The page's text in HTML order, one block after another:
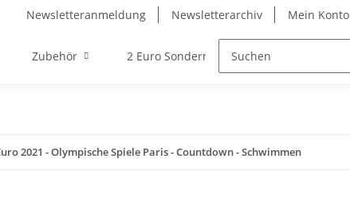
Newsletteranmeldung Newsletterarchiv Mein Konto
Zubehör 2 Euro Sondermünzen
2021 - Olympische Spiele Paris - Countdown - Schwimmen